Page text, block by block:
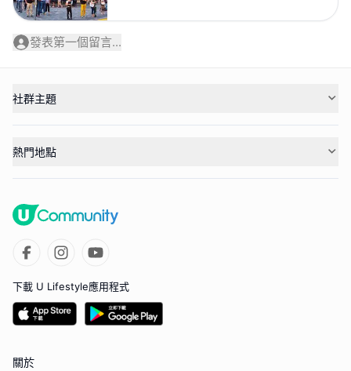
發表第一個留言...
社群主題
熱門地點
下載 U Lifestyle應用程式
關於